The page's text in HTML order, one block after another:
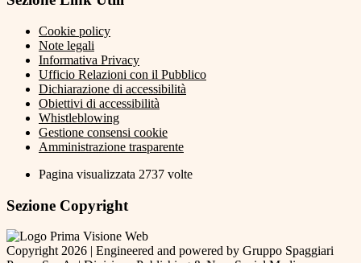
Cookie policy
Note legali
Informativa Privacy
Ufficio Relazioni con il Pubblico
Dichiarazione di accessibilità
Obiettivi di accessibilità
Whistleblowing
Gestione consensi cookie
Amministrazione trasparente
Pagina visualizzata 2737 volte
Sezione Copyright
Copyright 2026 | Engineered and powered by Gruppo Spaggiari